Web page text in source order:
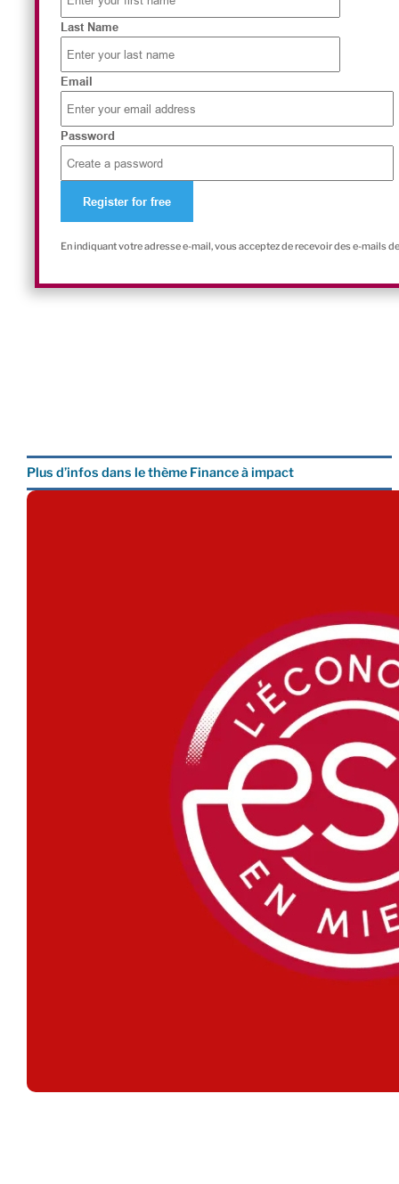
Last Name
Email
Password
En indiquant votre adresse e-mail, vous acceptez de recevoir des e-mails
Plus d’infos dans le thème Finance à impact